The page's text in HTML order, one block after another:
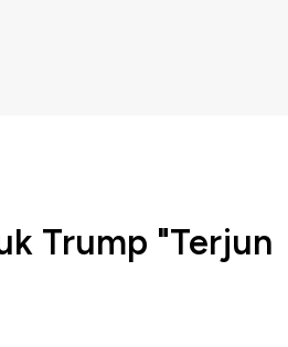
Trump "Terjun